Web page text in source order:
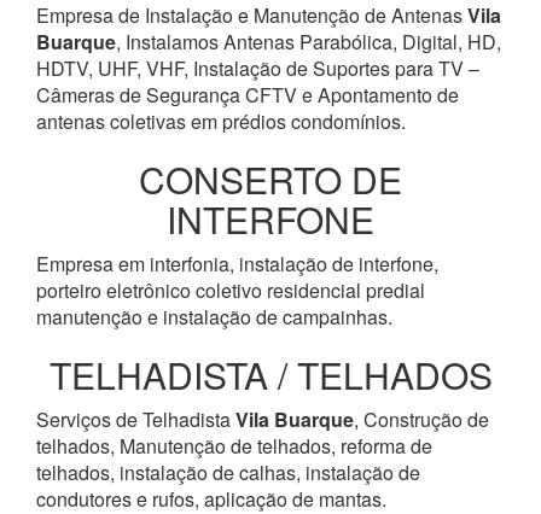
Empresa de Instalação e Manutenção de AntenasVila
Buarque, Instalamos Antenas Parabólica, Digital, HD,
HDTV, UHF, VHF, Instalação de Suportes para TV –
Câmeras de Segurança CFTV e Apontamento de
antenas coletivas em prédios condomínios.
CONSERTO DE
INTERFONE
Empresa em interfonia, instalação de interfone,
porteiro eletrônico coletivo residencial predial
manutenção e instalação de campainhas.
TELHADISTA / TELHADOS
Serviços de TelhadistaVila Buarque, Construção de
telhados, Manutenção de telhados, reforma de
telhados, instalação de calhas, instalação de
condutores e rufos, aplicação de mantas.